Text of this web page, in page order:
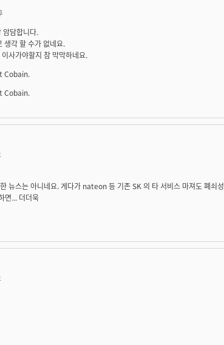
암담합니다.
생각 할 수가 없네요.
사가야할지 참 막막하네요.
Cobain.
Cobain.
뉴스는 아니네요. 게다가 nateon 등 기존 SK 의 타 서비스 마져도 폐쇠성
면... 더더욱